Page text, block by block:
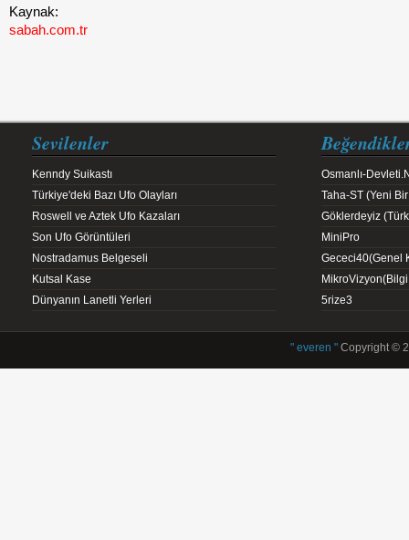
Kaynak:
sabah.com.tr
Sevilenler
Kenndy Suikastı
Türkiye'deki Bazı Ufo Olayları
Roswell ve Aztek Ufo Kazaları
Son Ufo Görüntüleri
Nostradamus Belgeseli
Kutsal Kase
Dünyanın Lanetli Yerleri
Osmanlı-
Taha-ST (Yeni
Göklerdeyiz
MiniPro
Gececi40(Genel
5rize3
" everen "Copyright ©